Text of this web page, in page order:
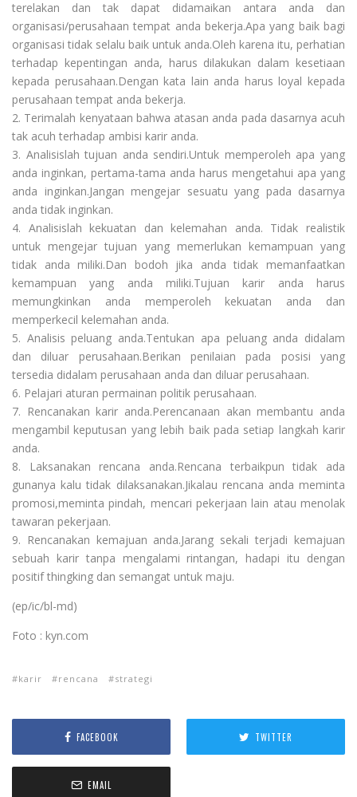
terelakan dan tak dapat didamaikan antara anda dan
organisasi/perusahaan tempat anda bekerja.Apa yang baik bagi
organisasi tidak selalu baik untuk anda.Oleh karena itu, perhatian
terhadap kepentingan anda, harus dilakukan dalam kesetiaan
kepada perusahaan.Dengan kata lain anda harus loyal kepada
perusahaan tempat anda bekerja.
2. Terimalah kenyataan bahwa atasan anda pada dasarnya acuh
tak acuh terhadap ambisi karir anda.
3. Analisislah tujuan anda sendiri.Untuk memperoleh apa yang
anda inginkan, pertama-tama anda harus mengetahui apa yang
anda inginkan.Jangan mengejar sesuatu yang pada dasarnya
anda tidak inginkan.
4. Analisislah kekuatan dan kelemahan anda. Tidak realistik
untuk mengejar tujuan yang memerlukan kemampuan yang
tidak anda miliki.Dan bodoh jika anda tidak memanfaatkan
kemampuan yang anda miliki.Tujuan karir anda harus
memungkinkan anda memperoleh kekuatan anda dan
memperkecil kelemahan anda.
5. Analisis peluang anda.Tentukan apa peluang anda didalam
dan diluar perusahaan.Berikan penilaian pada posisi yang
tersedia didalam perusahaan anda dan diluar perusahaan.
6. Pelajari aturan permainan politik perusahaan.
7. Rencanakan karir anda.Perencanaan akan membantu anda
mengambil keputusan yang lebih baik pada setiap langkah karir
anda.
8. Laksanakan rencana anda.Rencana terbaikpun tidak ada
gunanya kalu tidak dilaksanakan.Jikalau rencana anda meminta
promosi,meminta pindah, mencari pekerjaan lain atau menolak
tawaran pekerjaan.
9. Rencanakan kemajuan anda.Jarang sekali terjadi kemajuan
sebuah karir tanpa mengalami rintangan, hadapi itu dengan
positif thingking dan semangat untuk maju.
(ep/ic/bl-md)
Foto : kyn.com
karir rencana strategi
FACEBOOK TWITTER
EMAIL